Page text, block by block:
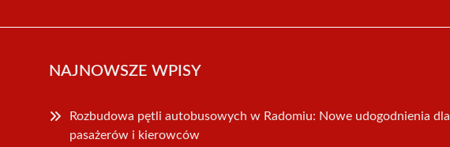
NAJNOWSZE WPISY
Rozbudowa pętli autobusowych w Radomiu: Nowe udogodnienia dla
pasażerów i kierowców